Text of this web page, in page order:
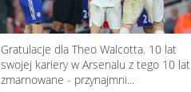
Gratulacje dla Theo Walcotta. 10 lat
swojej kariery w Arsenalu z tego 10 lat
zmarnowane - przynajmni...